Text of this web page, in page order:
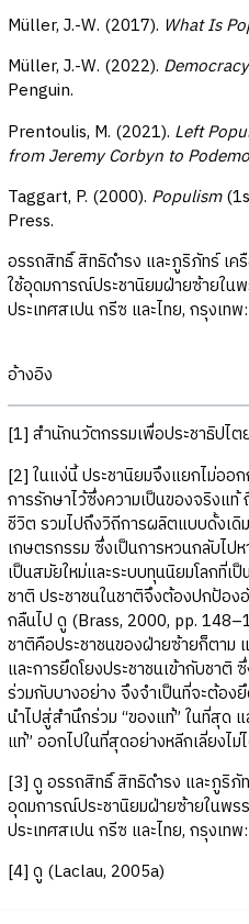
Müller, J.-W. (2017). What Is
Müller, J.-W. (2022).
Penguin.
Prentoulis, M. (2021). Left
from Jeremy Corbyn to
Taggart, P. (2000). Populism
Press.
อรรถสิทธิ์ สิทธิดำรง และภูริภัทร์ เ
ใช้อุดมการณ์ประชานิยมฝ่ายซ้ายใน
ประเทศสเปน กรีซ และไทย, กรุงเท
อ้างอิง
[1] สำนักนวัตกรรมเพื่อประชาธิปไ
[2] ในแง่นี้ ประชานิยมจึงแยกไม่ออ
การรักษาไว้ซึ่งความเป็นของจริงแ
ชีวิต รวมไปถึงวิถีการผลิตแบบดั้งเ
เกษตรกรรม ซึ่งเป็นการหวนกลับไป
เป็นสมัยใหม่และระบบทุนนิยมโลกที่เ
ชาติ ประชาชนในชาติจึงต้องปกป้อ
กลืนไป ดู (Brass, 2000, pp.
ชาติคือประชาชนของฝ่ายซ้ายก็ตาม
และการยึดโยงประชาชนเข้ากับชา
ร่วมกับบางอย่าง จึงจำเป็นที่จะต้อง
นำไปสู่สำนึกร่วม “ของแท้” ในที่สุด
แท้” ออกไปในที่สุดอย่างหลีกเลี่ยงไม่
[3] ดู อรรถสิทธิ์ สิทธิดำรง และภูริ
อุดมการณ์ประชานิยมฝ่ายซ้ายในพ
ประเทศสเปน กรีซ และไทย, กรุงเท
[4] ดู (Laclau, 2005a)